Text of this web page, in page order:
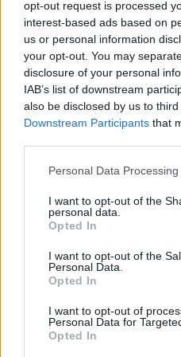
opt-out request is processed
interest-based ads based on
us or personal information
your opt-out. You may
disclosure of your personal
IAB’s list of downstream
also be disclosed by us to
Downstream Participants that
Personal Data
I want to opt-out of the
personal data.
Opted In
I want to opt-out of the
Personal Data.
Opted In
I want to opt-out of
Personal Data for
Opted In
Senaste
förgasare
Senaste inlägget av
Motorteknik (Avancerad)
Senaste inlägget av
Volvo 740 med lh2.2
tiden på tändning.
Generell felsökning
ID 4 vs EX 40 ?
Senaste inlägget av
hybridbilar
Jag tror att folk